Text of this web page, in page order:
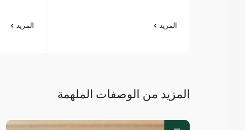
المزيد المزيد
المزيد من الوصفات الملهمة